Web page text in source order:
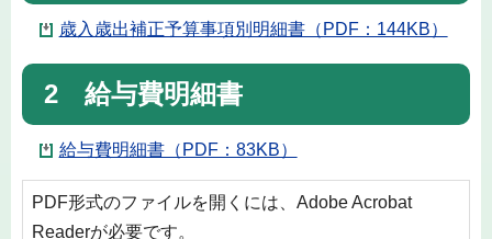
歳入歳出補正予算事項別明細書（PDF：144KB）
2 給与費明細書
給与費明細書（PDF：83KB）
PDF形式のファイルを開くには、Adobe Acrobat
Readerが必要です。